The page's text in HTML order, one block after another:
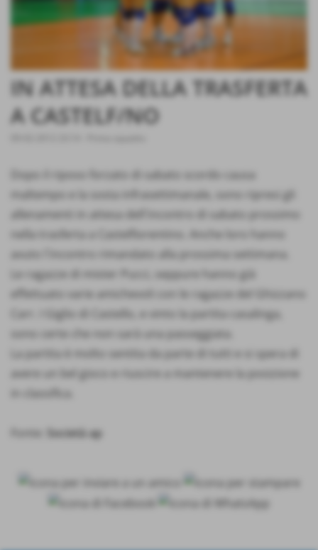
IN ATTESA DELLA TRASFERTA
A CASTELF/NO
Dopo il riposo forzato di sabato scordo causa
maltempo e la sosta infrasettimanale, sono ripresi gli
allenamenti in attesa dell´incontro di sabato prossimo
nella trasferta a Castelfiorentino. Anche loro hanno
avuto l´incontro rimandato alla prossima settimana.
Le ragazze di mister Pucci, seppure hanno già
effettuato varie amichevoli con le ragazze del Ghizzano
Carr. I Giglio di Castello, e vinto la partita casalinga,
sono certe che non sarà una passeggiata.
La partita è molto sentita da parte di tutti e si spera di
avere un bel gioco e riuscire a mantenere la posizione
in classifica.
Fonte: Società ap